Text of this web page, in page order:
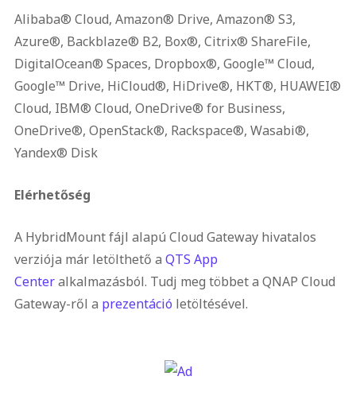
Alibaba® Cloud, Amazon® Drive, Amazon® S3,
Azure®, Backblaze® B2, Box®, Citrix® ShareFile,
DigitalOcean® Spaces, Dropbox®, Google™ Cloud,
Google™ Drive, HiCloud®, HiDrive®, HKT®, HUAWEI®
Cloud, IBM® Cloud, OneDrive® for Business,
OneDrive®, OpenStack®, Rackspace®, Wasabi®,
Yandex® Disk
Elérhetőség
A HybridMount fájl alapú Cloud Gateway hivatalos
verziója már letölthető a QTS App
Centeralkalmazásból. Tudj meg többet a QNAP Cloud
Gateway-ről a prezentáció letöltésével.